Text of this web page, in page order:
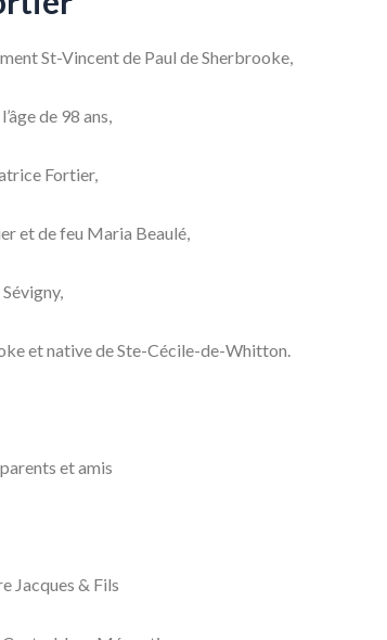
St-Vincent de Paul de Sherbrooke,
de 98 ans,
Fortier,
et de feu Maria Beaulé,
et native de Ste-Cécile-de-Whitton.
et amis
Jacques & Fils